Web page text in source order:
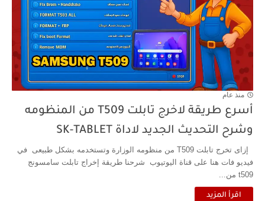
منذ عام
أسرع طريقة لاخرج تابلت T509 من المنظومه
وشرح التحديث الجديد لاداة SK-TABLET
إزاى تخرج تابلت T509 من منظومه الوزارة وتستخدمه بشكل طبيعى في
فيديو فات هنا على قناة اليوتيوب شرحنا طريقة إخراج تابلت سامسونج
t509 من...
اقرأ المزيد